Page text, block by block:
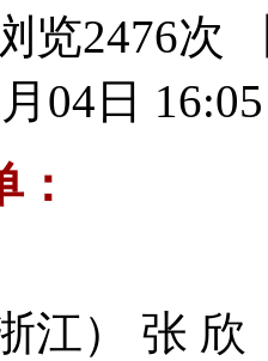
览2476次
04日 16:05
） 张 欣